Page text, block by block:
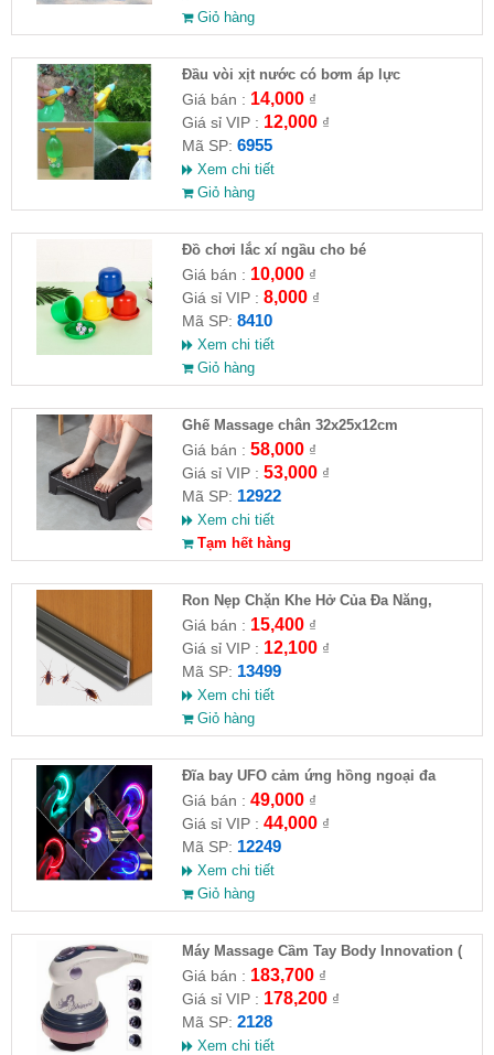
Giỏ hàng
Đầu vòi xịt nước có bơm áp lực
Giá bán : 14,000₫
Giá sỉ VIP : 12,000₫
Mã SP: 6955
Xem chi tiết
Giỏ hàng
Đồ chơi lắc xí ngầu cho bé
Giá bán : 10,000₫
Giá sỉ VIP : 8,000₫
Mã SP: 8410
Xem chi tiết
Giỏ hàng
Ghế Massage chân 32x25x12cm
Giá bán : 58,000₫
Giá sỉ VIP : 53,000₫
Mã SP: 12922
Xem chi tiết
Tạm hết hàng
Ron Nẹp Chặn Khe Hở Của Đa Năng,
Chống Côn Trùng( HĐ )
Giá bán : 15,400₫
Giá sỉ VIP : 12,100₫
Mã SP: 13499
Xem chi tiết
Giỏ hàng
Đĩa bay UFO cảm ứng hồng ngoại đa
chiều tự động bay về
Giá bán : 49,000₫
Giá sỉ VIP : 44,000₫
Mã SP: 12249
Xem chi tiết
Giỏ hàng
Máy Massage Cầm Tay Body Innovation (
HĐ )
Giá bán : 183,700₫
Giá sỉ VIP : 178,200₫
Mã SP: 2128
Xem chi tiết